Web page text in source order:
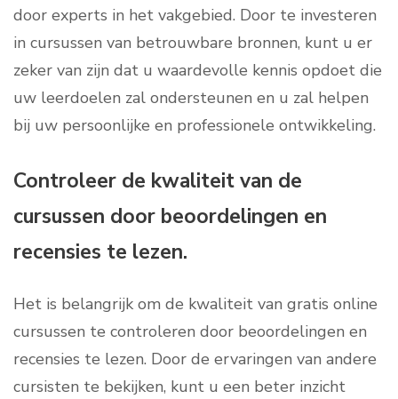
door experts in het vakgebied. Door te investeren
in cursussen van betrouwbare bronnen, kunt u er
zeker van zijn dat u waardevolle kennis opdoet die
uw leerdoelen zal ondersteunen en u zal helpen
bij uw persoonlijke en professionele ontwikkeling.
Controleer de kwaliteit van de
cursussen door beoordelingen en
recensies te lezen.
Het is belangrijk om de kwaliteit van gratis online
cursussen te controleren door beoordelingen en
recensies te lezen. Door de ervaringen van andere
cursisten te bekijken, kunt u een beter inzicht